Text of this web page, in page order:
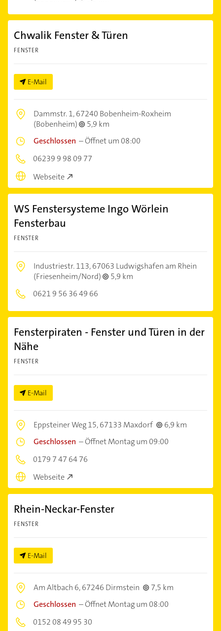
Chwalik Fenster & Türen
FENSTER
E-Mail
Dammstr. 1,67240 Bobenheim-Roxheim
(Bobenheim)
5,9 km
Geschlossen –Öffnet um 08:00
06239 9 98 09 77
Webseite
WS Fenstersysteme Ingo Wörlein
Fensterbau
FENSTER
Industriestr. 113,67063 Ludwigshafen am Rhein
(Friesenheim/Nord)
5,9 km
0621 9 56 36 49 66
Fensterpiraten - Fenster und Türen in der
Nähe
FENSTER
E-Mail
Eppsteiner Weg 15,67133 Maxdorf
6,9 km
Geschlossen –Öffnet Montag um 09:00
0179 7 47 64 76
Webseite
Rhein-Neckar-Fenster
FENSTER
E-Mail
Am Altbach 6,67246 Dirmstein
7,5 km
Geschlossen –Öffnet Montag um 08:00
0152 08 49 95 30